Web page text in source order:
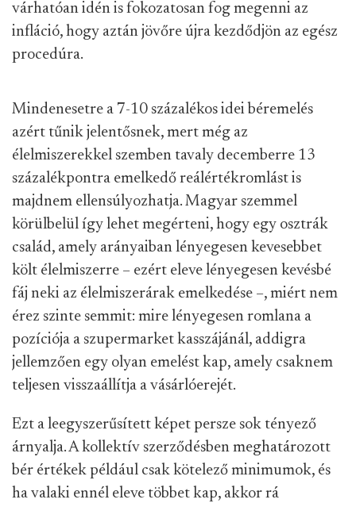
várhatóan idén is fokozatosan fog megenni az
infláció, hogy aztán jövőre újra kezdődjön az egész
procedúra.
Mindenesetre a 7-10 százalékos idei béremelés
azért tűnik jelentősnek, mert még az
élelmiszerekkel szemben tavaly decemberre 13
százalékpontra emelkedő reálértékromlást is
majdnem ellensúlyozhatja. Magyar szemmel
körülbelül így lehet megérteni, hogy egy osztrák
család, amely arányaiban lényegesen kevesebbet
költ élelmiszerre – ezért eleve lényegesen kevésbé
fáj neki az élelmiszerárak emelkedése –, miért nem
érez szinte semmit: mire lényegesen romlana a
pozíciója a szupermarket kasszájánál, addigra
jellemzően egy olyan emelést kap, amely csaknem
teljesen visszaállítja a vásárlóerejét.
Ezt a leegyszerűsített képet persze sok tényező
árnyalja. A kollektív szerződésben meghatározott
bér értékek például csak kötelező minimumok, és
ha valaki ennél eleve többet kap, akkor rá